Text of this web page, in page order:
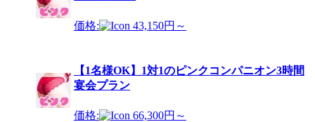
価格: 43,150円～
【1名様OK】1対1のピンクコンパニオン3時間
宴会プラン
価格: 66,300円～